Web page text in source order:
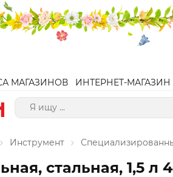
МАГАЗИНОВ ИНТЕРНЕТ-МАГАЗИН
Инструмент
стальная, 1,5 л